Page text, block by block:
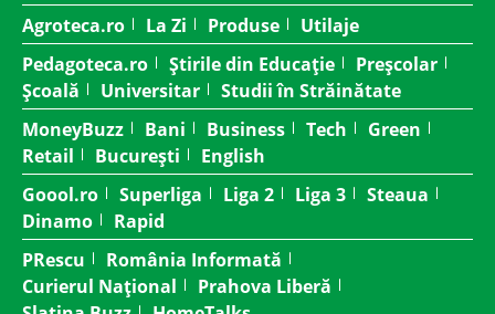
Agroteca.ro
La Zi Produse
Utilaje
Pedagoteca.ro
Știrile din Educație
Preșcolar
Școală
Universitar
Studii în Străinătate
MoneyBuzz
Bani Business Tech
Green
Retail
București
English
Goool.ro
Superliga Liga 2 Liga 3
Steaua
Dinamo
Rapid
PRescu
România Informată
Curierul Național
Prahova Liberă